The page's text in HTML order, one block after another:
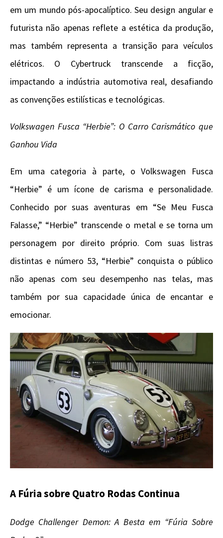
em um mundo pós-apocalíptico. Seu design angular e
futurista não apenas reflete a estética da produção,
mas também representa a transição para veículos
elétricos. O Cybertruck transcende a ficção,
impactando a indústria automotiva real, desafiando
as convenções estilísticas e tecnológicas.
Volkswagen Fusca “Herbie”: O Carro Carismático que
Ganhou Vida
Em uma categoria à parte, o Volkswagen Fusca
“Herbie” é um ícone de carisma e personalidade.
Conhecido por suas aventuras em “Se Meu Fusca
Falasse,” “Herbie” transcende o metal e se torna um
personagem por direito próprio. Com suas listras
distintas e número 53, “Herbie” conquista o público
não apenas com seu desempenho nas telas, mas
também por sua capacidade única de encantar e
emocionar.
A Fúria sobre Quatro Rodas Continua
Dodge Challenger Demon: A Besta em “Fúria Sobre